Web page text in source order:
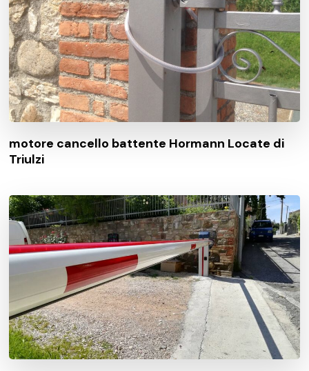
motore cancello battente Hormann Locate di
Triulzi